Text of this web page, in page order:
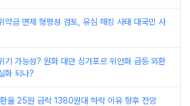
약금 면제 형평성 검토, 유심 해킹 사태 대국민 사
기 가능성? 원화 대만 싱가포르 위안화 급등 외환
화 되나?
율 25원 급락 1380원대 하락 이유 향후 전망